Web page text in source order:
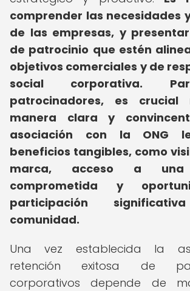
comprender las necesidades
de las empresas, y
de patrocinio que estén
objetivos comerciales y de
social corporativa.
patrocinadores, es crucial
manera clara y
asociación con la ONG
beneficios tangibles, como
marca, acceso a una
comprometida y
participación
comunidad.
Una vez establecida la
retención exitosa de
corporativos depende de